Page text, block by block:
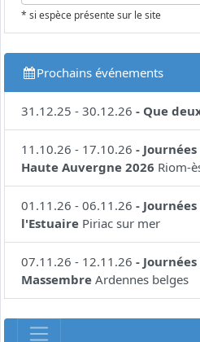
* si espèce présente sur le site
Prochains événements
31.12.25 - 30.12.26 - Que
11.10.26 - 17.10.26 -
Haute Auvergne 2026 Riom-
01.11.26 - 06.11.26 -
l'Estuaire Piriac sur mer
07.11.26 - 12.11.26 -
Massembre Ardennes belges